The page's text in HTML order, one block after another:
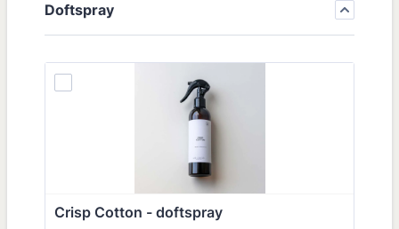
Doftspray
Crisp Cotton - doftspray